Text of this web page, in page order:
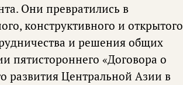
Они превратились в
конструктивного и открытого
и решения общих
пятистороннего «Договора о
развития Центральной Азии в